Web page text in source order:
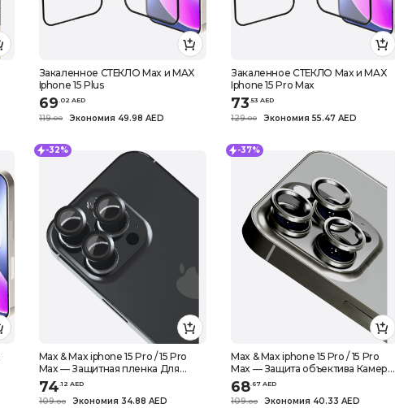
Закаленное СТЕКЛО Max и MAX
Iphone 15 Plus
69.02 AED
119.00 Экономия 49.98 AED
Закаленное СТЕКЛО Max и MAX
Iphone 15 Pro Max
73.53 AED
129.00 Экономия 55.47 AED
-32%
Max & Max iphone 15 Pro / 15 Pro
Max — Защитная пленка Для
ОБЪЕКТИВА Камеры — Черный
титан
74 .12 AED
109.00 Экономия 34.88 AED
-37%
Max & Max iphone 15 Pro / 15 Pro
Max — Защита объектива Камеры
— Натуральный Титан
68 67 AED
109.00 Экономия 40.33 AED